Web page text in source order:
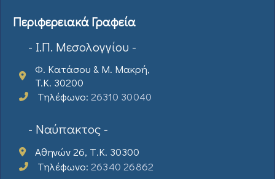
Περιφερειακά Γραφεία
- Ι.Π. Μεσολογγίου -
Φ. Κατάσου & Μ. Μακρή,
T.K. 30200
Τηλέφωνο: 26310 30040
- Ναύπακτος -
Αθηνών 26, Τ.Κ. 30300
Τηλέφωνο: 26340 26862